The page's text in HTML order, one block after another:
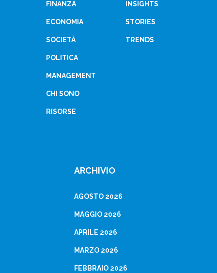
FINANZA
ECONOMIA
SOCIETÀ
POLITICA
MANAGEMENT
CHI SONO
RISORSE
INSIGHTS
STORIES
TRENDS
ARCHIVIO
AGOSTO 2026
MAGGIO 2026
APRILE 2026
MARZO 2026
FEBBRAIO 2026